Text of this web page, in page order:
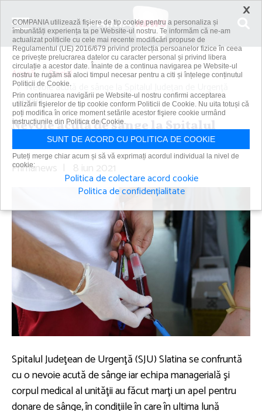
Acasă
Social
Nevoie acută de sânge la Spitalul Judeţan de Urgenţă
Slatina
Nevoie acută de sânge la Spitalul
Judeţan de Urgenţă Slatina
Primanews | 8 iun 2021
Spitalul Judeţean de Urgenţă (SJU) Slatina se confruntă
cu o nevoie acută de sânge iar echipa managerială şi
corpul medical al unităţii au făcut marţi un apel pentru
donare de sânge, în condiţiile în care în ultima lună
×
COMPANIA utilizează fişiere de tip cookie pentru a personaliza și
îmbunătăți experiența ta pe Website-ul nostru. Te informăm că ne-am
actualizat politicile cu cele mai recente modificări propuse de
Regulamentul (UE) 2016/679 privind protecția persoanelor fizice în ceea
ce privește prelucrarea datelor cu caracter personal și privind libera
circulație a acestor date. Înainte de a continua navigarea pe Website-ul
nostru te rugăm să aloci timpul necesar pentru a citi și înțelege conținutul
Politicii de Cookie.
Prin continuarea navigării pe Website-ul nostru confirmi acceptarea
utilizării fişierelor de tip cookie conform Politicii de Cookie. Nu uita totuși că
poți modifica în orice moment setările acestor fişiere cookie urmând
instrucțiunile din Politica de Cookie.
SUNT DE ACORD CU POLITICA DE COOKIE
Puteți merge chiar acum și să vă exprimați acordul individual la nivel de
cookie:
Politica de colectare acord cookie
Politica de confidențialitate